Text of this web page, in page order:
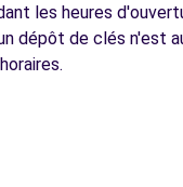
les heures
dépôt de clés n'est